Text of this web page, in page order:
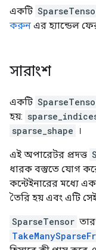
একটি
করুন এর হ্যান্ডেল
সারাংশ
একটি
হয়:
sparse_shape
।
এই অপারেটর প্রদত্ত
ধারক বস্তুতে যোগ
কন্টেইনারের মধ্যে
তৈরি হয় এবং এটি
SparseTensor